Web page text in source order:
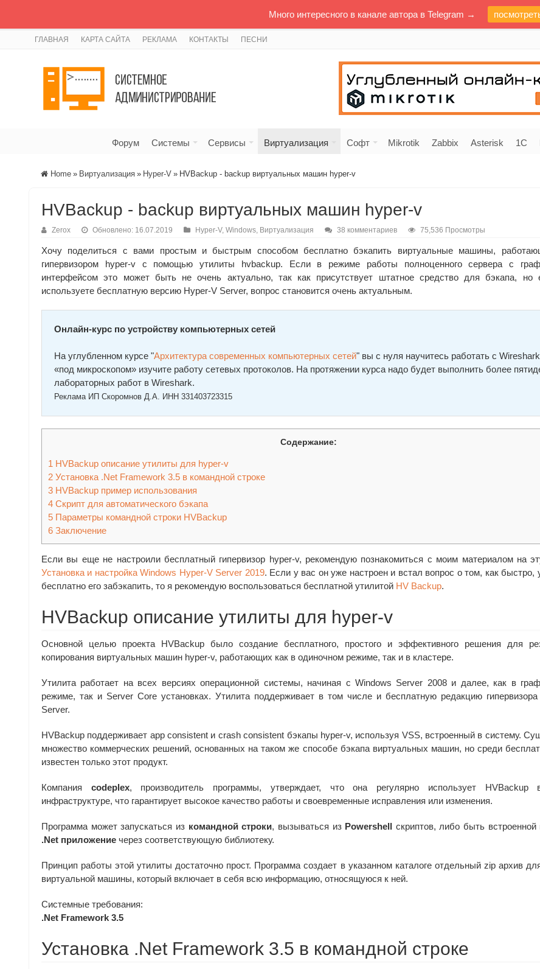
ГЛАВНАЯ КАРТА САЙТА РЕКЛАМА КОНТАКТЫ ПЕСНИ
Форум Системы Сервисы Виртуализация Софт Mikrotik Zabbix Asterisk 1C
Home » Виртуализация » Hyper-V » HVBackup - backup виртуальных машин hyper-v
HVBackup - backup виртуальных машин hyper-v
Zerox Обновлено: 16.07.2019 Hyper-V, Windows, Виртуализация 38 комментариев 75,536 Просмотры
Хочу поделиться с вами простым и быстрым способом бесплатно бэкапить виртуальные машины,
гипервизором hyper-v с помощью утилиты hvbackup. Если в режиме работы полноценного сервера с
интерфейсом это может быть не очень актуально, так как присутствует штатное средство для бэкапа, но
используете бесплатную версию Hyper-V Server, вопрос становится очень актуальным.
Онлайн-курс по устройству компьютерных сетей
На углубленном курсе "Архитектура современных компьютерных сетей" вы с нуля научитесь работать с
«под микроскопом» изучите работу сетевых протоколов. На протяжении курса надо будет выполнить более
лабораторных работ в Wireshark.
Реклама ИП Скоромнов Д.А. ИНН 331403723315
Содержание:
1 HVBackup описание утилиты для hyper-v
2 Установка .Net Framework 3.5 в командной строке
3 HVBackup пример использования
4 Скрипт для автоматического бэкапа
5 Параметры командной строки HVBackup
6 Заключение
Если вы еще не настроили бесплатный гипервизор hyper-v, рекомендую познакомиться с моим материалом на
Установка и настройка Windows Hyper-V Server 2019. Если у вас он уже настроен и встал вопрос о том, как быстро,
бесплатно его забэкапить, то я рекомендую воспользоваться бесплатной утилитой HV Backup.
HVBackup описание утилиты для hyper-v
Основной целью проекта HVBackup было создание бесплатного, простого и эффективного решения для
копирования виртуальных машин hyper-v, работающих как в одиночном режиме, так и в кластере.
Утилита работает на всех версиях операционной системы, начиная с Windows Server 2008 и далее, как в
режиме, так и Server Core установках. Утилита поддерживает в том числе и бесплатную редакцию
Server.
HVBackup поддерживает app consistent и crash consistent бэкапы hyper-v, используя VSS, встроенный в систему.
множество коммерческих решений, основанных на таком же способе бэкапа виртуальных машин, но среди
известен только этот продукт.
Компания codeplex, производитель программы, утверждает, что она регулярно использует HVBackup
инфраструктуре, что гарантирует высокое качество работы и своевременные исправления или изменения.
Программа может запускаться из командной строки, вызываться из Powershell скриптов, либо быть
.Net приложение через соответствующую библиотеку.
Принцип работы этой утилиты достаточно прост. Программа создает в указанном каталоге отдельный zip архив
виртуальной машины, который включает в себя всю информацию, относящуюся к ней.
Системные требования:
.Net Framework 3.5
Установка .Net Framework 3.5 в командной строке
Много интересного в канале автора в Telegram →